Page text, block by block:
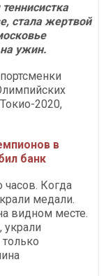
стала жертвой
ужин.
2020,
в
банк
Когда
медали.
видном месте.
украли